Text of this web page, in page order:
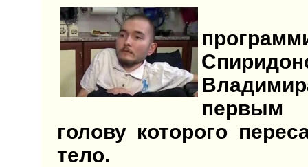
первым
голову которого
тело.